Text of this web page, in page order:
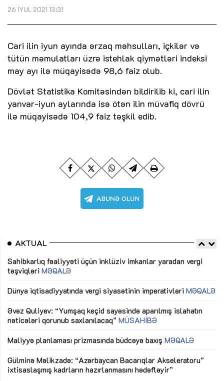
26 İYUL 2021 13:31
Cari ilin iyun ayında ərzaq məhsulları, içkilər və
tütün məmulatları üzrə istehlak qiymətləri indeksi
may ayı ilə müqayisədə 98,6 faiz olub.
Dövlət Statistika Komitəsindən bildirilib ki, cari ilin
yanvar-iyun aylarında isə ötən ilin müvafiq dövrü
ilə müqayisədə 104,9 faiz təşkil edib.
AKTUAL
Sahibkarlıq fəaliyyəti üçün inklüziv imkanlar yaradan vergi
təşviqləri MƏQALƏ
Dünya iqtisadiyyatında vergi siyasətinin imperativləri MƏQALƏ
Əvəz Quliyev: “Yumşaq keçid sayəsində aparılmış islahatın
nəticələri qorunub saxlanılacaq” MÜSAHİBƏ
Maliyyə planlaması prizmasında büdcəyə baxış MƏQALƏ
Gülminə Məlikzadə: “Azərbaycan Bacarıqlar Akseleratoru”
ixtisaslaşmış kadrların hazırlanmasını hədəfləyir”